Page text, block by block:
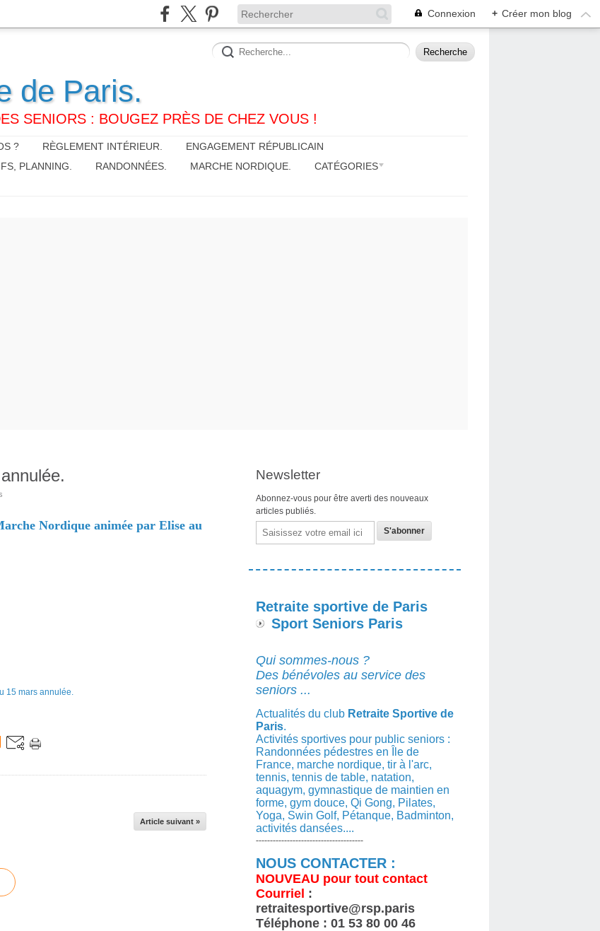
Connexion + Créer mon blog
de Paris.
SENIORS : BOUGEZ PRÈS DE CHEZ VOUS !
? RÈGLEMENT INTÉRIEUR.
ENGAGEMENT RÉPUBLICAIN
PLANNING. RANDONNÉES. MARCHE NORDIQUE.
CATÉGORIES
Nordique animée par Elise au
Article suivant »
Newsletter
Abonnez-vous pour être averti des nouveaux
articles publiés.
Email
Retraite sportive de Paris
Sport Seniors Paris
Qui sommes-nous ?
Des bénévoles au service des
seniors ...
Actualités du club Retraite Sportive de
Paris.
Activités sportives pour public seniors :
Randonnées pédestres en Île de
France, marche nordique, tir à l'arc,
tennis, tennis de table, natation,
aquagym, gymnastique de maintien en
forme, gym douce, Qi Gong, Pilates,
Yoga, Swin Golf, Pétanque, Badminton,
activités dansées....
--------------------------------------
NOUS CONTACTER :
NOUVEAU pour tout contact
Courriel :
retraitesportive@rsp.paris
Téléphone : 01 53 80 00 46